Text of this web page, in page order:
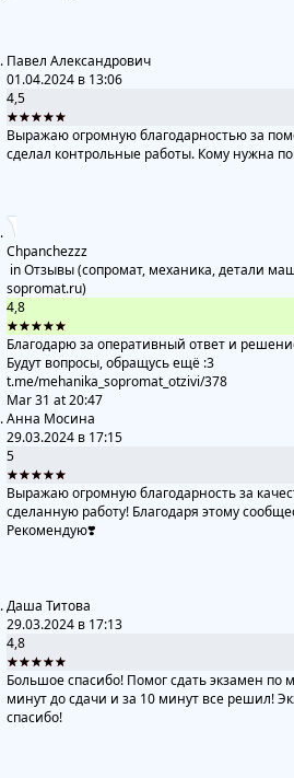
Павел Александрович
01.04.2024 в 13:06
4,5
★★★★★
Выражаю огромную благодарностью за
сделал контрольные работы. Кому нужна
Chpanchezzz
inОтзывы (сопромат, механика, детали
sopromat.ru)
4,8
★★★★★
Благодарю за оперативный ответ и
Будут вопросы, обращусь ещё :3
t.me/mehanika_sopromat_otzivi/378
Mar 31 at 20:47
Анна Мосина
29.03.2024 в 17:15
5
★★★★★
Выражаю огромную благодарность за
сделанную работу! Благодаря этому
Рекомендую❣️
Даша Титова
29.03.2024 в 17:13
4,8
★★★★★
Большое спасибо! Помог сдать экзамен по
минут до сдачи и за 10 минут все решил!
спасибо!